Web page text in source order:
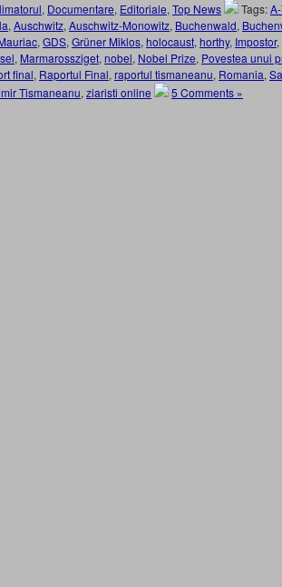
, Documentare, Editoriale, Top News Tags:
, Auschwitz, Auschwitz-Monowitz, Buchenwald,
, GDS, Grüner Miklos, holocaust, horthy, Impostor,
, Marmarossziget, nobel, Nobel Prize, Povestea unui
final, Raportul Final, raportul tismaneanu, Romania,
Tismaneanu, ziaristi online 5 Comments »